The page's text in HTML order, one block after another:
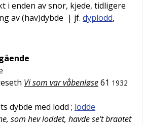
i enden av snor, kjede, tidligere
av (hav)dybde | jf. dyplodd,
Vi som var våbenløse61 1932
dybde med lodd ; lodde
som hev loddet, havde se't braatet